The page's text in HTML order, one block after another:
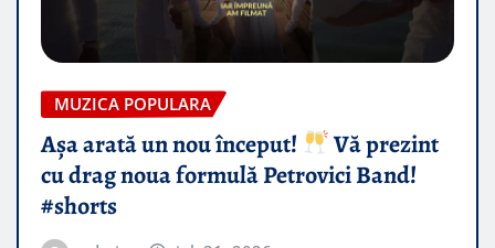
MUZICA POPULARA
Așa arată un nou început!
Vă prezint
cu drag noua formulă Petrovici Band!
#shorts